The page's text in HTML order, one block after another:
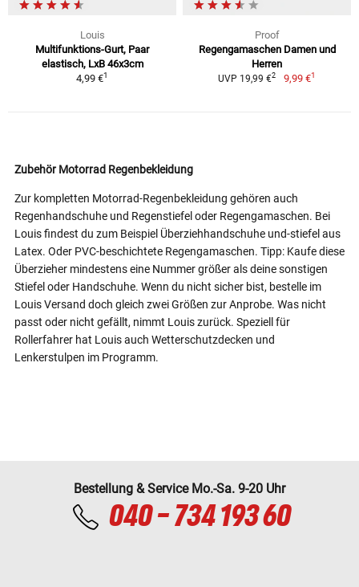
Louis
Multifunktions-Gurt, Paar
elastisch, LxB 46x3cm
4,99 €1
Proof
Regengamaschen Damen und
Herren
UVP 19,99 €2 9,99 €1
Zubehör Motorrad Regenbekleidung
Zur kompletten Motorrad-Regenbekleidung gehören auch
Regenhandschuhe und Regenstiefel oder Regengamaschen. Bei
Louis findest du zum Beispiel Überziehhandschuhe und-stiefel aus
Latex. Oder PVC-beschichtete Regengamaschen. Tipp: Kaufe diese
Überzieher mindestens eine Nummer größer als deine sonstigen
Stiefel oder Handschuhe. Wenn du nicht sicher bist, bestelle im
Louis Versand doch gleich zwei Größen zur Anprobe. Was nicht
passt oder nicht gefällt, nimmt Louis zurück. Speziell für
Rollerfahrer hat Louis auch Wetterschutzdecken und
Lenkerstulpen im Programm.
Bestellung & Service Mo.-Sa. 9-20 Uhr
040 - 734 193 60